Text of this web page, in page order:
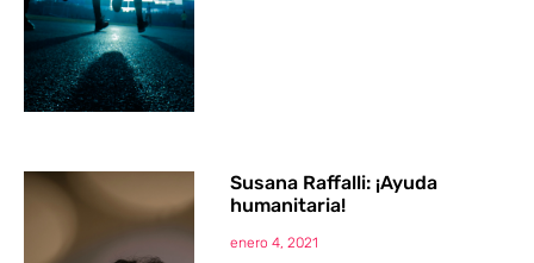
Susana Raffalli: ¡Ayuda
humanitaria!
enero 4, 2021